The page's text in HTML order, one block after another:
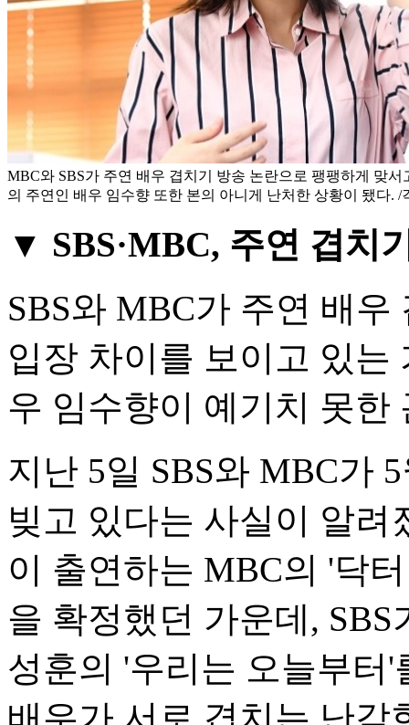
MBC와 SBS가 주연 배우 겹치기 방송 논란으로 팽팽하게 맞
의 주연인 배우 임수향 또한 본의 아니게 난처한 상황이 됐다. /
▼ SBS·MBC, 주연 겹치
SBS와 MBC가 주연 배
입장 차이를 보이고 있는
우 임수향이 예기치 못한
지난 5일 SBS와 MBC가
빚고 있다는 사실이 알
이 출연하는 MBC의 '닥
을 확정했던 가운데,
성훈의 '우리는 오늘부터